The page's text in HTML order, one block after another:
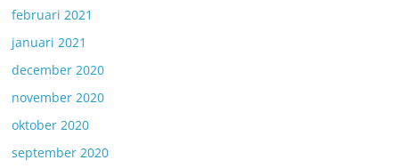
februari 2021
januari 2021
december 2020
november 2020
oktober 2020
september 2020